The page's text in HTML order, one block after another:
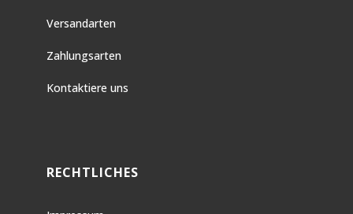
Versandarten
Zahlungsarten
Kontaktiere uns
RECHTLICHES